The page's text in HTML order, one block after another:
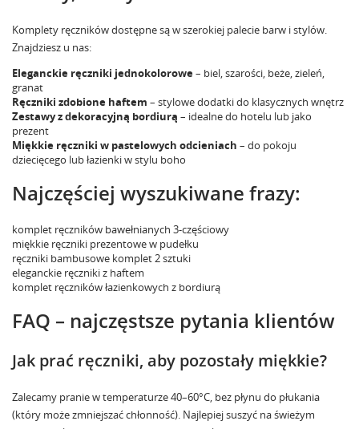
Komplety ręczników dostępne są w szerokiej palecie barw i stylów.
Znajdziesz u nas:
Eleganckie ręczniki jednokolorowe– biel, szarości, beże, zieleń,
granat
Ręczniki zdobione haftem – stylowe dodatki do klasycznych wnętrz
Zestawy z dekoracyjną bordiurą – idealne do hotelu lub jako
prezent
Miękkie ręczniki w pastelowych odcieniach – do pokoju
dziecięcego lub łazienki w stylu boho
Najczęściej wyszukiwane frazy:
komplet ręczników bawełnianych 3-częściowy
miękkie ręczniki prezentowe w pudełku
ręczniki bambusowe komplet 2 sztuki
eleganckie ręczniki z haftem
komplet ręczników łazienkowych z bordiurą
FAQ – najczęstsze pytania klientów
Jak prać ręczniki, aby pozostały miękkie?
Zalecamy pranie w temperaturze 40–60°C, bez płynu do płukania
(który może zmniejszać chłonność). Najlepiej suszyć na świeżym